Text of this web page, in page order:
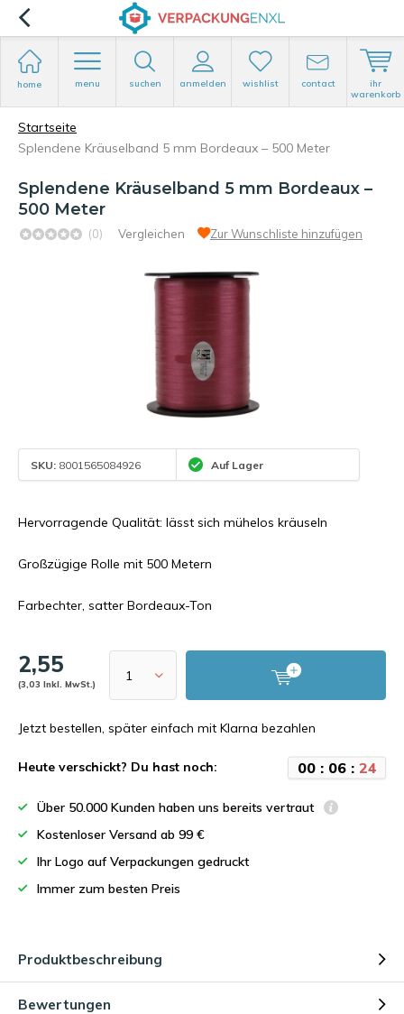
home menu suchen anmelden wishlist contact
ihr
warenkorb
Startseite
Splendene Kräuselband 5 mm Bordeaux – 500 Meter
Splendene Kräuselband 5 mm Bordeaux –
500 Meter
(0) Vergleichen Zur Wunschliste hinzufügen
SKU: 8001565084926 Auf Lager
Hervorragende Qualität: lässt sich mühelos kräuseln
Großzügige Rolle mit 500 Metern
Farbechter, satter Bordeaux-Ton
2,55
(3,03 Inkl. MwSt.)
Jetzt bestellen, später einfach mit Klarna bezahlen
Heute verschickt? Du hast noch: 00: 06: 24
Über 50.000 Kunden haben uns bereits vertraut
Kostenloser Versand ab 99 €
Ihr Logo auf Verpackungen gedruckt
Immer zum besten Preis
Produktbeschreibung
Bewertungen